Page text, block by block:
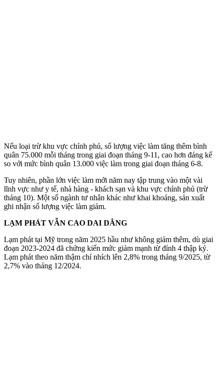
Nếu loại trừ khu vực chính phủ, số lượng việc làm tăng thêm bình
quân 75.000 mỗi tháng trong giai đoạn tháng 9-11, cao hơn đáng kể
so với mức bình quân 13.000 việc làm trong giai đoạn tháng 6-8.
Tuy nhiên, phần lớn việc làm mới năm nay tập trung vào một vài
lĩnh vực như y tế, nhà hàng - khách sạn và khu vực chính phủ (trừ
tháng 10). Một số ngành tư nhân khác như khai khoáng, sản xuất
ghi nhận số lượng việc làm giảm.
LẠM PHÁT VẪN CAO DAI DẲNG
Lạm phát tại Mỹ trong năm 2025 hầu như không giảm thêm, dù giai
đoạn 2023-2024 đã chứng kiến mức giảm mạnh từ đỉnh 4 thập kỷ.
Lạm phát theo năm thậm chí nhích lên 2,8% trong tháng 9/2025, từ
2,7% vào tháng 12/2024.